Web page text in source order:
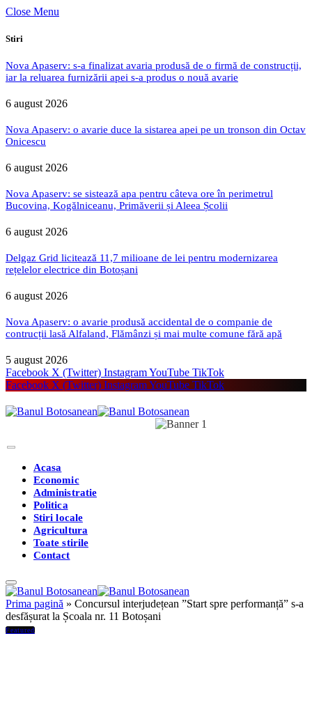
Close Menu
Stiri
Nova Apaserv: s-a finalizat avaria produsă de o firmă de construcții,
iar la reluarea furnizării apei s-a produs o nouă avarie
6 august 2026
Nova Apaserv: o avarie duce la sistarea apei pe un tronson din Octav
Onicescu
6 august 2026
Nova Apaserv: se sistează apa pentru câteva ore în perimetrul
Bucovina, Kogălniceanu, Primăverii și Aleea Școlii
6 august 2026
Delgaz Grid licitează 11,7 milioane de lei pentru modernizarea
rețelelor electrice din Botoșani
6 august 2026
Nova Apaserv: o avarie produsă accidental de o companie de
contrucții lasă Alfaland, Flămânzi și mai multe comune fără apă
5 august 2026
Facebook X (Twitter) InstagramYouTube TikTok
Facebook X (Twitter) InstagramYouTube TikTok
Economic
Administratie
Politica
Stiri locale
Agricultura
Toate stirile
Contact
Prima pagină»Concursul interjudețean ”Start spre performanță” s-a
desfășurat la Școala nr. 11 Botoșani
Featured